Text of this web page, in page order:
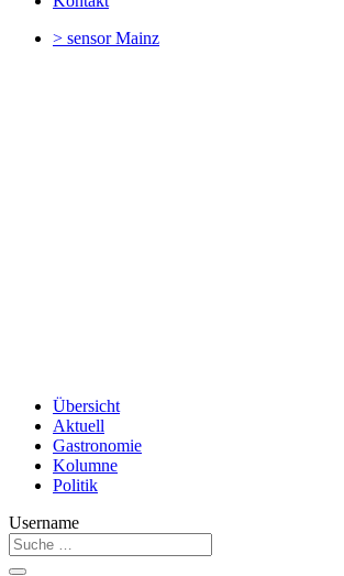
> sensorMainz
Übersicht
Aktuell
Gastronomie
Kolumne
Politik
Username